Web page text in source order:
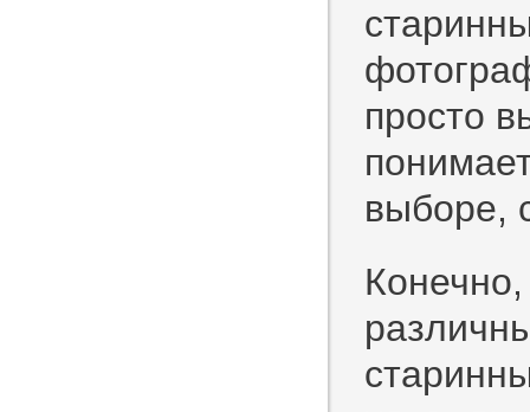
просто
выборе,